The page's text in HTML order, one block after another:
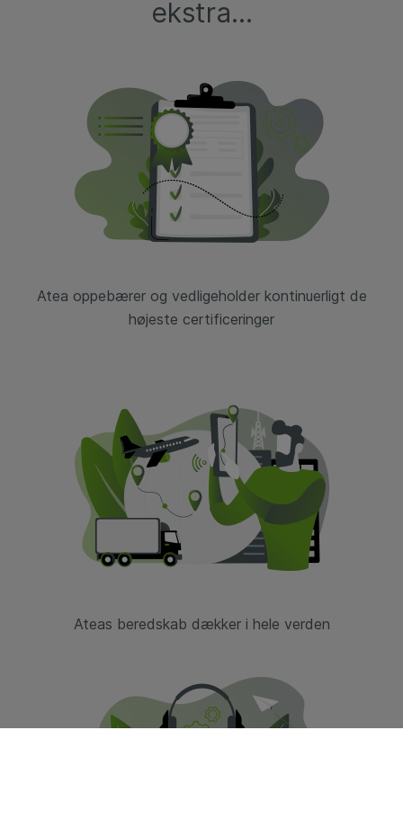
ekstra...
Atea oppebærer og vedligeholder kontinuerligt de
højeste certificeringer
Ateas beredskab dækker i hele verden